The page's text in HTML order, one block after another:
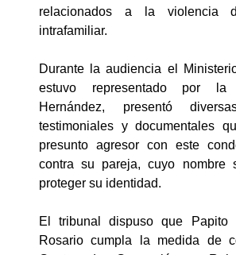
relacionados a la violencia
intrafamiliar.
Durante la audiencia el
estuvo representado por
Hernández, presentó
testimoniales y documentales
presunto agresor con este
contra su pareja, cuyo nombre
proteger su identidad.
El tribunal dispuso que Papito
Rosario cumpla la medida de